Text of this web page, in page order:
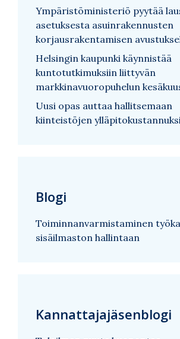
Ympäristöministeriö pyytää
asetuksesta asuinrakennusten
korjausrakentamisen
Helsingin kaupunki käynnistää
kuntotutkimuksiin liittyvän
markkinavuoropuhelun
Uusi opas auttaa hallitsemaan
kiinteistöjen
Blogi
Toiminnanvarmistaminen
sisäilmaston hallintaan
Kannattajajäsenblogi